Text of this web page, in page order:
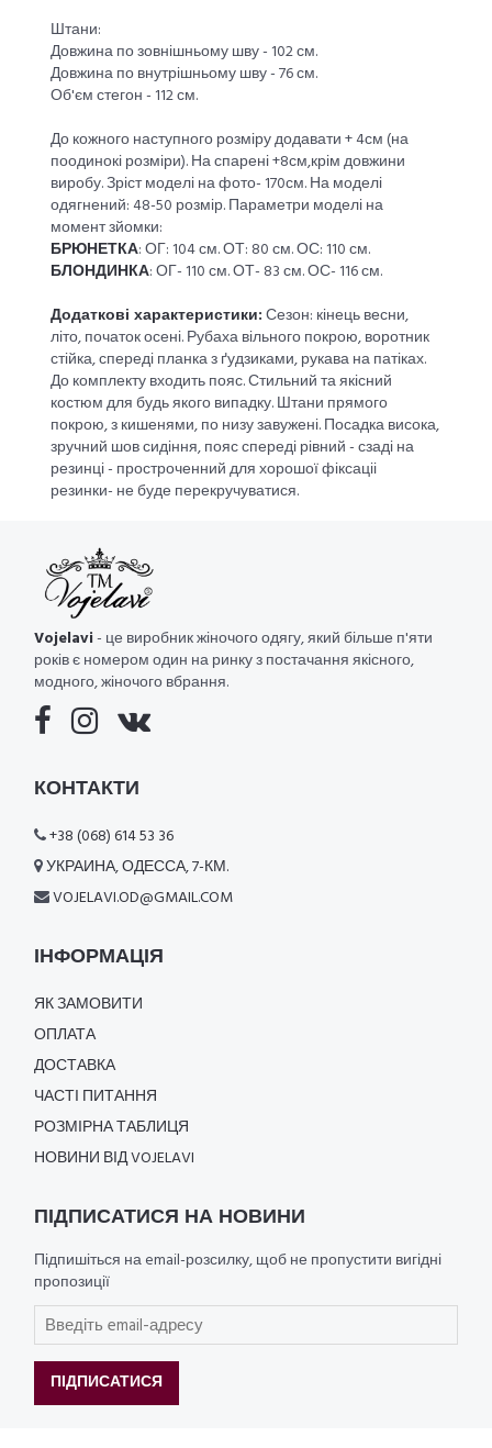
Штани:
Довжина по зовнішньому шву - 102 см.
Довжина по внутрішньому шву - 76 см.
Об'єм стегон - 112 см.
До кожного наступного розміру додавати + 4см (на
поодинокі розміри). На спарені +8см,крім довжини
виробу. Зріст моделі на фото- 170см. На моделі
одягнений: 48-50 розмір. Параметри моделі на
момент зйомки:
БРЮНЕТКА: ОГ: 104 см. ОТ: 80 см. ОС: 110 см.
БЛОНДИНКА: ОГ- 110 см. ОТ- 83 см. ОС- 116 см.
Додаткові характеристики:Сезон: кінець весни,
літо, початок осені. Рубаха вільного покрою, воротник
стійка, спереді планка з ґудзиками, рукава на патіках.
До комплекту входить пояс. Стильний та якісний
костюм для будь якого випадку. Штани прямого
покрою, з кишенями, по низу завужені. Посадка висока,
зручний шов сидіння, пояс спереді рівний - сзаді на
резинці - простроченний для хорошої фіксаціі
резинки- не буде перекручуватися.
Vojelavi- це виробник жіночого одягу, який більше п'яти
років є номером один на ринку з постачання якісного,
модного, жіночого вбрання.
КОНТАКТИ
+38 (068) 614 53 36
УКРАИНА, ОДЕССА, 7-КМ.
VOJELAVI.OD@GMAIL.COM
ІНФОРМАЦІЯ
ЯК ЗАМОВИТИ
ОПЛАТА
ДОСТАВКА
ЧАСТІ ПИТАННЯ
РОЗМІРНА ТАБЛИЦЯ
НОВИНИ ВІД VOJELAVI
ПІДПИСАТИСЯ НА НОВИНИ
Підпишіться на email-розсилку, щоб не пропустити вигідні
пропозиції
ПІДПИСАТИСЯ